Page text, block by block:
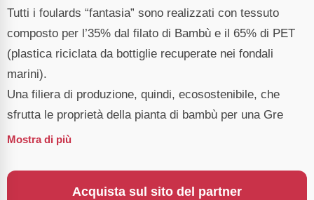
Tutti i foulards “fantasia” sono realizzati con tessuto
composto per l’35% dal filato di Bambù e il 65% di PET
(plastica riciclata da bottiglie recuperate nei fondali
marini).
Una filiera di produzione, quindi, ecosostenibile, che
sfrutta le proprietà della pianta di bambù per una Gre
Mostra di più
Acquista sul sito del partner